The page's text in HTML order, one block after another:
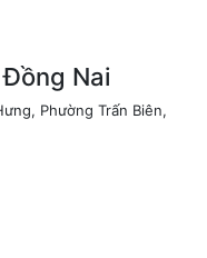
Nai
Phường Trấn Biên,